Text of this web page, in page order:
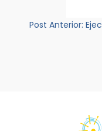
Post Anterior: